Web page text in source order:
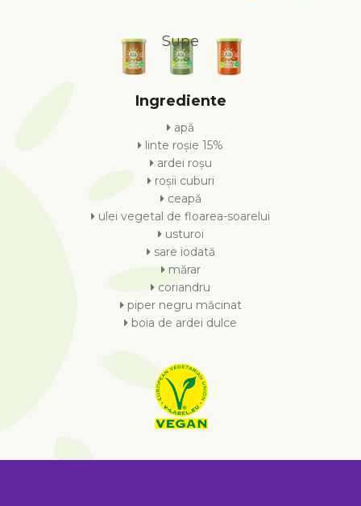
Supe
Ingrediente
apă
linte roșie 15%
ardei roșu
roșii cuburi
ceapă
ulei vegetal de floarea-soarelui
usturoi
sare iodată
mărar
coriandru
piper negru măcinat
boia de ardei dulce